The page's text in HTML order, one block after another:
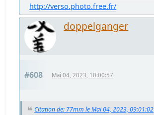
http://verso.photo.free.fr/
doppelganger
#608 Mai 04, 2023, 10:00:57
Citation de: 77mm le Mai 04, 2023, 09:01:02